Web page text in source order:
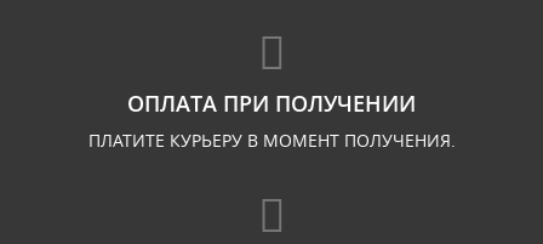
ОПЛАТА ПРИ ПОЛУЧЕНИИ
ПЛАТИТЕ КУРЬЕРУ В МОМЕНТ ПОЛУЧЕНИЯ.